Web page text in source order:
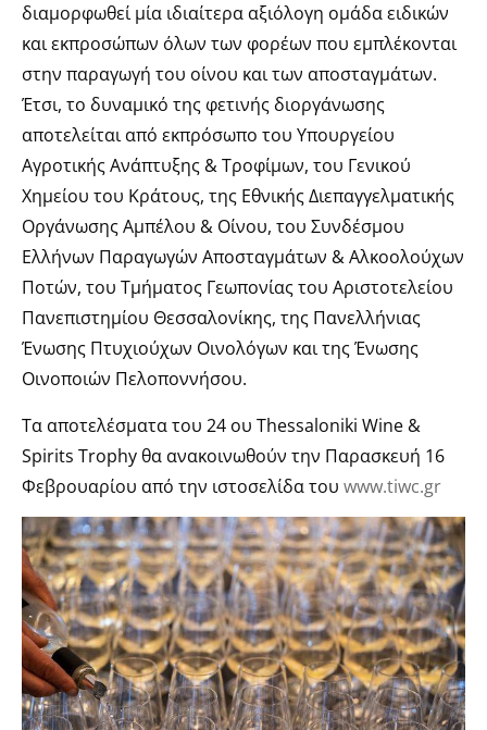
διαμορφωθεί μία ιδιαίτερα αξιόλογη ομάδα ειδικών
και εκπροσώπων όλων των φορέων που εμπλέκονται
στην παραγωγή του οίνου και των αποσταγμάτων.
Έτσι, το δυναμικό της φετινής διοργάνωσης
αποτελείται από εκπρόσωπο του Υπουργείου
Αγροτικής Ανάπτυξης & Τροφίμων, του Γενικού
Χημείου του Κράτους, της Εθνικής Διεπαγγελματικής
Οργάνωσης Αμπέλου & Οίνου, του Συνδέσμου
Ελλήνων Παραγωγών Αποσταγμάτων & Αλκοολούχων
Ποτών, του Τμήματος Γεωπονίας του Αριστοτελείου
Πανεπιστημίου Θεσσαλονίκης, της Πανελλήνιας
Ένωσης Πτυχιούχων Οινολόγων και της Ένωσης
Οινοποιών Πελοποννήσου.
Τα αποτελέσματα του 24 ου Thessaloniki Wine &
Spirits Trophy θα ανακοινωθούν την Παρασκευή 16
Φεβρουαρίου από την ιστοσελίδα του www.tiwc.gr